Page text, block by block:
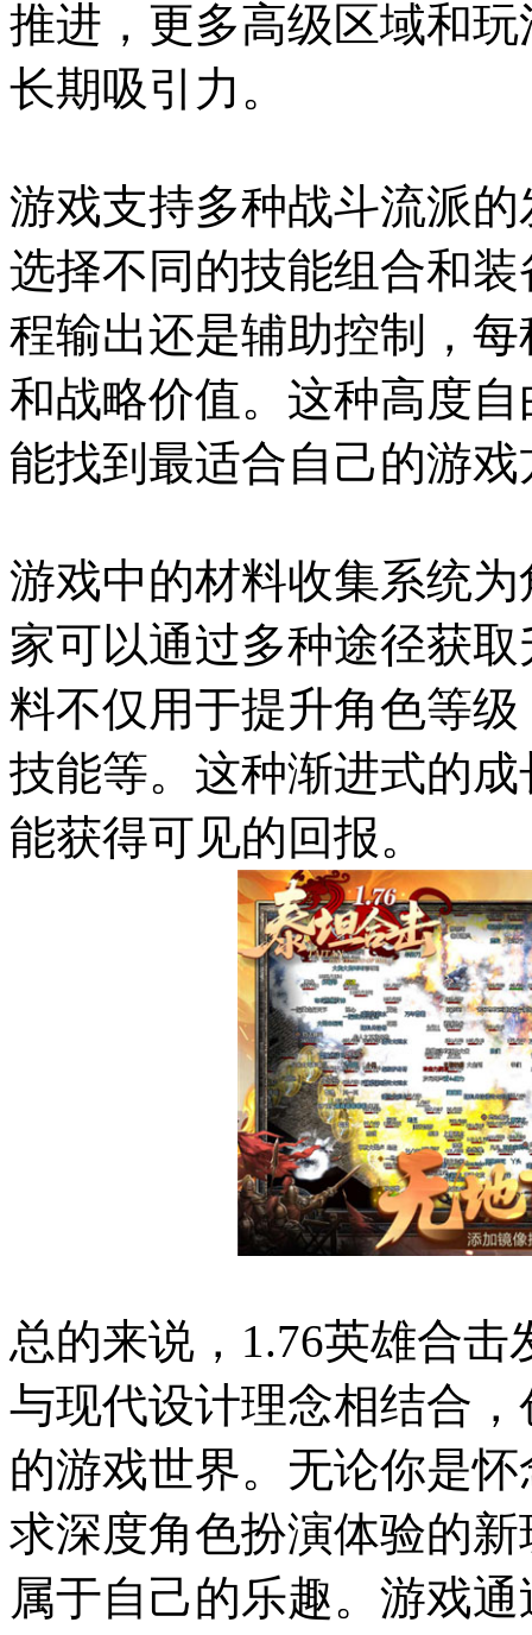
推进，更多高级区域和
长期吸引力。
游戏支持多种战斗流派
选择不同的技能组合和
程输出还是辅助控制，
和战略价值。这种高度
能找到最适合自己的游戏
游戏中的材料收集系统
家可以通过多种途径获
料不仅用于提升角色等
技能等。这种渐进式的
能获得可见的回报。
总的来说，1.76英雄合
与现代设计理念相结合
的游戏世界。无论你是
求深度角色扮演体验的
属于自己的乐趣。游戏